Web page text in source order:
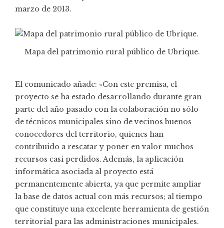
marzo de 2013.
Mapa del patrimonio rural público de Ubrique.
El comunicado añade: «Con este premisa, el
proyecto se ha estado desarrollando durante gran
parte del año pasado con la colaboración no sólo
de técnicos municipales sino de vecinos buenos
conocedores del territorio, quienes han
contribuido a rescatar y poner en valor muchos
recursos casi perdidos. Además, la aplicación
informática asociada al proyecto está
permanentemente abierta, ya que permite ampliar
la base de datos actual con más recursos; al tiempo
que constituye una excelente herramienta de gestión
territorial para las administraciones municipales.